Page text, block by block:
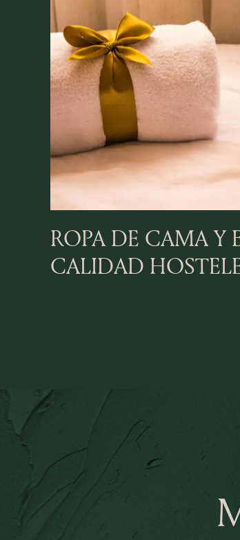
ROPA DE CAMA Y
CALIDAD